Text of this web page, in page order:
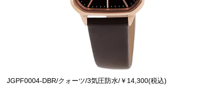
JGPF0004-DBR/クォーツ/3気圧防水/￥14,300(税込)